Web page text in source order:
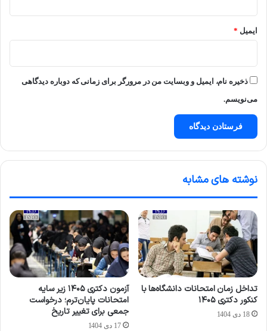
ایمیل *
ذخیره نام، ایمیل و وبسایت من در مرورگر برای زمانی که دوباره دیدگاهی
می‌نویسم.
نوشته های مشابه
تداخل زمان امتحانات دانشگاه‌ها با
کنکور دکتری ۱۴۰۵
18 دی 1404
آزمون دکتری ۱۴۰۵ زیر سایه
امتحانات پایان‌ترم؛ درخواست
جمعی برای تغییر تاریخ
17 دی 1404